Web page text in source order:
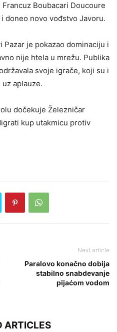
Boubacari Doucoure
doneo novo vođstvo Javoru.
je pokazao dominaciju i
nije htela u mrežu. Publika
svoje igrače, koji su i
aplauze.
dočekuje Železničar
kup utakmicu protiv
Next article
Paralovo konačno dobija
stabilno snabdevanje
pijaćom vodom
ARTICLES